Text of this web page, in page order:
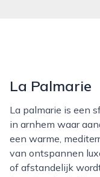
La Palmarie
La palmarie is een sfeervolle en eigentijdse horecazaak
in arnhem waar
een warme,
van ontspannen
of afstandelijk